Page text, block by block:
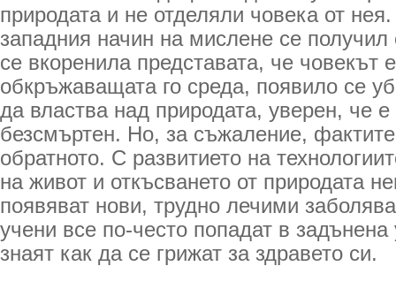
природата и не отделяли човека от
западния начин на мислене се получил
се вкоренила представата, че човекът
обкръжаващата го среда, появило се
да властва над природата, уверен, че
безсмъртен. Но, за съжаление, фактите
обратното. С развитието на
на живот и откъсването от природата
появяват нови, трудно лечими
учени все по-често попадат в
знаят как да се грижат за здравето си.